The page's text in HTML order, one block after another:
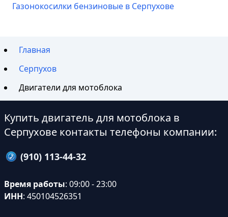
Газонокосилки бензиновые в Серпухове
Главная
Серпухов
Двигатели для мотоблока
Купить двигатель для мотоблока в
Серпухове контакты телефоны компании:
(910) 113-44-32
Время работы: 09:00 - 23:00
ИНН: 450104526351